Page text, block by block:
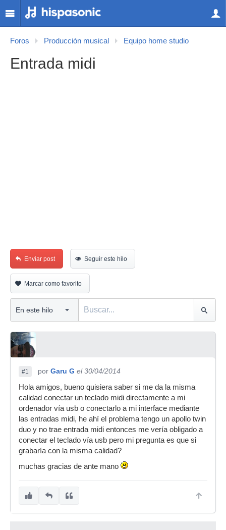
Foros Producción musical Equipo home studio
Entrada midi
Enviar post Seguir este hilo
Marcar como favorito
#1 por Garu G el 30/04/2014
Hola amigos, bueno quisiera saber si me da la misma
calidad conectar un teclado midi directamente a mi
ordenador vía usb o conectarlo a mi interface mediante
las entradas midi, he ahí el problema tengo un apollo twin
duo y no trae entrada midi entonces me vería obligado a
conectar el teclado vía usb pero mi pregunta es que si
grabaría con la misma calidad?
muchas gracias de ante mano